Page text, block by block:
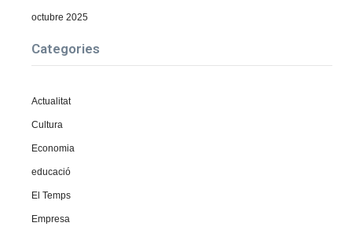
octubre 2025
Categories
Actualitat
Cultura
Economia
educació
El Temps
Empresa